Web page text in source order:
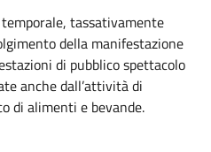
tassativamente
della manifestazione
di pubblico spettacolo
anche dall’attività di
di alimenti e bevande.